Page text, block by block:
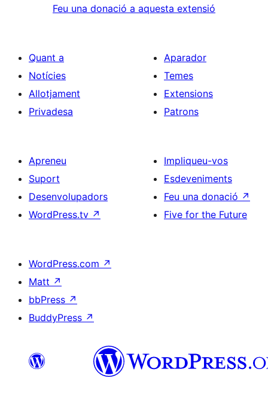
Feu una donació a aquesta extensió
Quant a
Notícies
Allotjament
Privadesa
Aparador
Temes
Extensions
Patrons
Apreneu
Suport
Desenvolupadors
WordPress.tv ↗
Impliqueu-vos
Esdeveniments
Feu una donació ↗
Five for the Future
WordPress.com ↗
Matt ↗
bbPress ↗
BuddyPress ↗